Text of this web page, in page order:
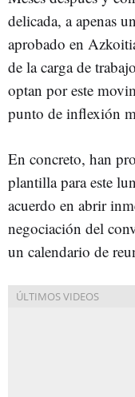
delicada, a apenas
aprobado en
de la carga de
optan por este
punto de inflexión
En concreto, han
plantilla para este
acuerdo en abrir
negociación del
un calendario de